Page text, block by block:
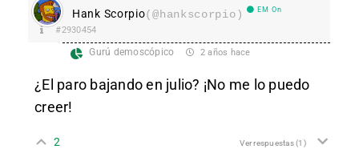
Hank Scorpio(@hankscorpio) EM On
#2930454
Gurú demoscópico 2 años hace
¿El paro bajando en julio? ¡No me lo puedo
creer!
2 Ver respuestas(1)